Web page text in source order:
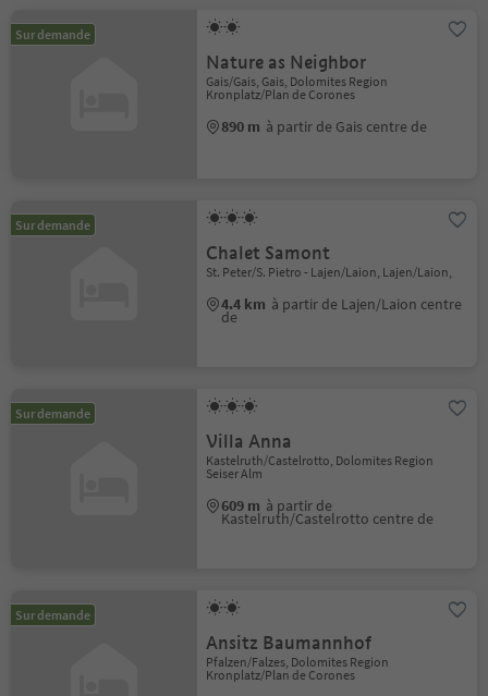
Sur demande
Nature as Neighbor
Gais/Gais, Gais, Dolomites Region
Kronplatz/Plan de Corones
890 m à partir de Gais centre de
Sur demande
Chalet Samont
St. Peter/S. Pietro - Lajen/Laion, Lajen/Laion,
4.4 km à partir de Lajen/Laion centre
de
Sur demande
Villa Anna
Kastelruth/Castelrotto, Dolomites Region
Seiser Alm
609 m à partir de
Kastelruth/Castelrotto centre de
Sur demande
Ansitz Baumannhof
Pfalzen/Falzes, Dolomites Region
Kronplatz/Plan de Corones